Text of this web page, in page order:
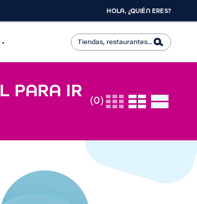
HOLA, ¿QUIÉN ERES?
.
PARA IR
(0)